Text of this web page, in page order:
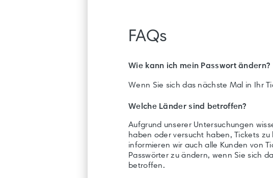
FAQs
Wie kann ich mein Passwort ändern?
Wenn Sie sich das nächste Mal in Ihr
Welche Länder sind betroffen?
Aufgrund unserer Untersuchungen
haben oder versucht haben, Tickets
informieren wir auch alle Kunden von
Passwörter zu ändern, wenn Sie sich
betroffen.